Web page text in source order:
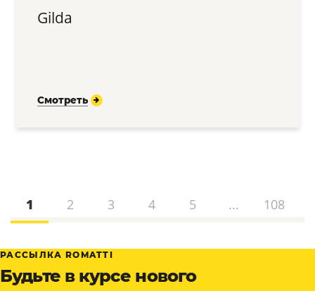
Gilda
Смотреть
1 2 3 4 5 ... 108
РАССЫЛКА ROMATTI
Будьте в курсе нового